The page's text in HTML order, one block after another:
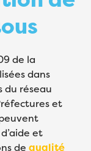
de la
dans
du réseau
et
et
de qualité